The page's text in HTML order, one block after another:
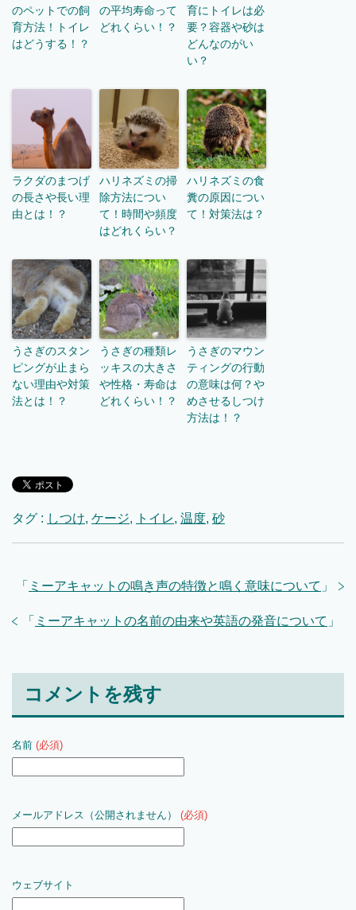
のペットでの飼
育方法！トイレ
はどうする！？
の平均寿命って
どれくらい！？
育にトイレは必
要？容器や砂は
どんなのがい
い？
ラクダのまつげ
の長さや長い理
由とは！？
ハリネズミの掃
除方法につい
て！時間や頻度
はどれくらい？
ハリネズミの食
糞の原因につい
て！対策法は？
うさぎのスタン
ピングが止まら
ない理由や対策
法とは！？
うさぎの種類レ
ッキスの大きさ
や性格・寿命は
どれくらい！？
うさぎのマウン
ティングの行動
の意味は何？や
めさせるしつけ
方法は！？
タグ : しつけ, ケージ, トイレ, 温度, 砂
「 ミーアキャットの鳴き声の特徴と鳴く意味について 」
「 ミーアキャットの名前の由来や英語の発音について 」
コメントを残す
名前 (必須)
メールアドレス（公開されません） (必須)
ウェブサイト